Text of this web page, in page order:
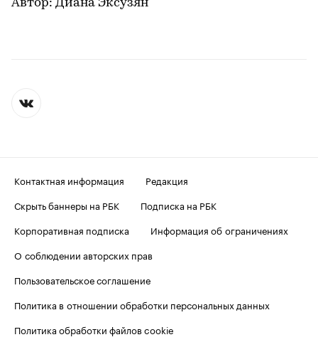
Автор: Диана Эксузян
Контактная информация
Редакция
Скрыть баннеры на РБК
Подписка на РБК
Корпоративная подписка
Информация об ограничениях
О соблюдении авторских прав
Пользовательское соглашение
Политика в отношении обработки персональных данных
Политика обработки файлов cookie